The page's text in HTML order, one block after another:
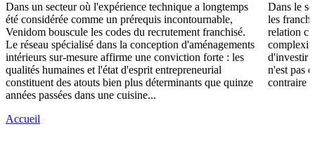
Dans un secteur où l'expérience technique a longtemps
été considérée comme un prérequis incontournable,
Venidom bouscule les codes du recrutement franchisé.
Le réseau spécialisé dans la conception d'aménagements
intérieurs sur-mesure affirme une conviction forte : les
qualités humaines et l'état d'esprit entrepreneurial
constituent des atouts bien plus déterminants que quinze
années passées dans une cuisine...
Dans le
les
relation
d'investir
n'est pas
contraire
Accueil